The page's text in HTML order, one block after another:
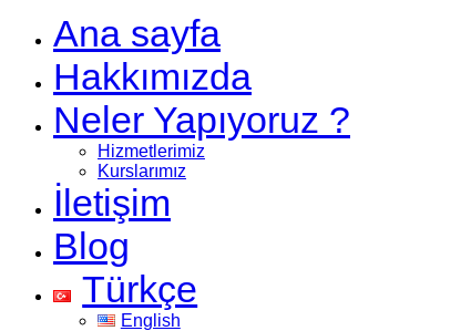
Ana sayfa
Hakkımızda
Neler Yapıyoruz ?
Hizmetlerimiz
Kurslarımız
İletişim
Blog
Türkçe
English